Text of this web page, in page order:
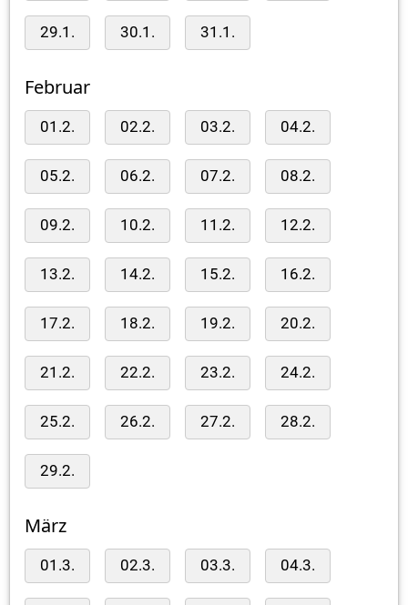
29.1. 30.1. 31.1.
Februar
01.2. 02.2. 03.2. 04.2.
05.2. 06.2. 07.2. 08.2.
09.2. 10.2. 11.2. 12.2.
13.2. 14.2. 15.2. 16.2.
17.2. 18.2. 19.2. 20.2.
21.2. 22.2. 23.2. 24.2.
25.2. 26.2. 27.2. 28.2.
29.2.
März
01.3. 02.3. 03.3. 04.3.